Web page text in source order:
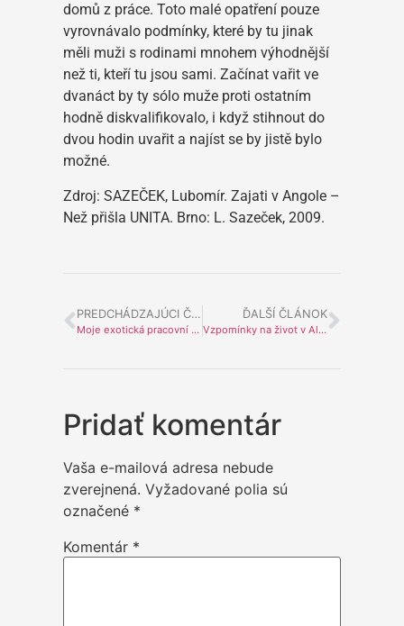
domů z práce. Toto malé opatření pouze
vyrovnávalo podmínky, které by tu jinak
měli muži s rodinami mnohem výhodnější
než ti, kteří tu jsou sami. Začínat vařit ve
dvanáct by ty sólo muže proti ostatním
hodně diskvalifikovalo, i když stihnout do
dvou hodin uvařit a najíst se by jistě bylo
možné.
Zdroj: SAZEČEK, Lubomír. Zajati v Angole –
Než přišla UNITA. Brno: L. Sazeček, 2009.
PREDCHÁDZAJÚCI ČLÁNOK
Moje exotická pracovní cesta do Angoly
ĎALŠÍ ČLÁNOK
Vzpomínky na život v Alto Catumbela
Pridať komentár
Vaša e-mailová adresa nebude
zverejnená. Vyžadované polia sú
označené *
Komentár *